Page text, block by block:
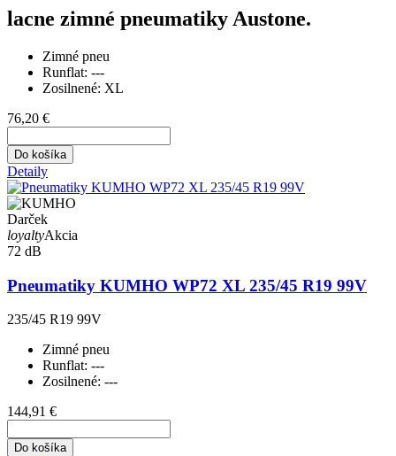
lacne zimné pneumatiky Austone.
Zimné pneu
Runflat: ---
Zosilnené: XL
76,20 €
Do košíka
Detaily
Darček
loyaltyAkcia
72 dB
Pneumatiky KUMHO WP72 XL 235/45 R19 99V
235/45 R19 99V
Zimné pneu
Runflat: ---
Zosilnené: ---
144,91 €
Do košíka